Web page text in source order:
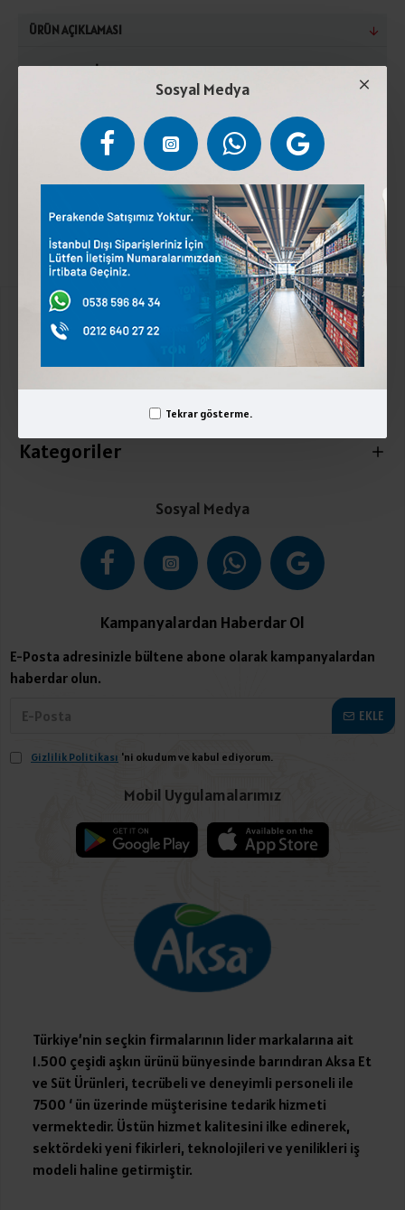
Sosyal Medya
Tekrar gösterme.
ÜRÜN AÇIKLAMASI
Pastörize İnek Sütü,Peynir Mayası,Tuz Ve Emfülsiye
Edici Tuzlar(Sodyum Sitrat, Sodyum Fosfat). Kuru
maddede en az %45 süt yağı içerir. Türk Gıda Kodeksi
tebliğine uygun üretilmiştir. (+2°C) ile (+4°C) arasında
muhafaza edilmelidir.Laktoz İçerir.
Kurumsal
Üyelik İşlemleri
Kategoriler
Sosyal Medya
Kampanyalardan Haberdar Ol
E-Posta adresinizle bültene abone olarak kampanyalardan
haberdar olun.
EKLE
Gizlilik Politikası 'ni okudum ve kabul ediyorum.
Mobil Uygulamalarımız
Türkiye’nin seçkin firmalarının lider markalarına ait
1.500 çeşidi aşkın ürünü bünyesinde barındıran Aksa Et
ve Süt Ürünleri, tecrübeli ve deneyimli personeli ile
7500 ‘ ün üzerinde müşterisine tedarik hizmeti
vermektedir. Üstün hizmet kalitesini ilke edinerek,
sektördeki yeni fikirleri, teknolojileri ve yenilikleri iş
modeli haline getirmiştir.